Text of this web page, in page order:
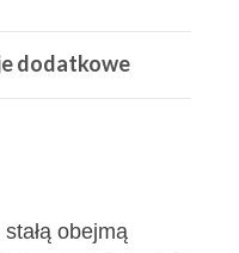
dodatkowe
obejmą